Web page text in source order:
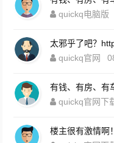
quickq电脑版
太邪乎了吧？
quickq官网
quickq官网下
楼主很有激情啊